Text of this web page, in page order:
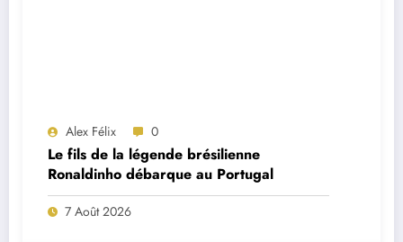
Alex Félix 0
Le fils de la légende brésilienne
Ronaldinho débarque au Portugal
7 Août 2026